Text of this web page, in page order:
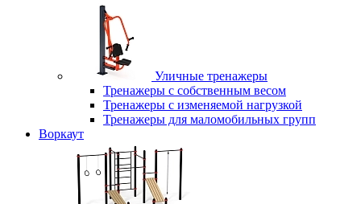
Уличные тренажеры
Тренажеры с собственным весом
Тренажеры с изменяемой нагрузкой
Тренажеры для маломобильных групп
Воркаут